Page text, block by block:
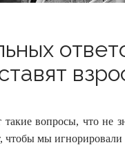
такие вопросы, что не
чтобы мы